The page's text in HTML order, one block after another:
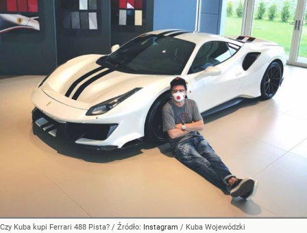
Czy Kuba kupi Ferrari 488 Pista? / Źródło: Instagram / Kuba Wojewódzki